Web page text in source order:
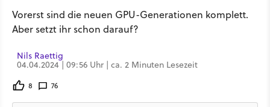
Vorerst sind die neuen GPU-Generationen komplett.
Aber setzt ihr schon darauf?
Nils Raettig
04.04.2024 | 09:56 Uhr | ca. 2 Minuten Lesezeit
8 76